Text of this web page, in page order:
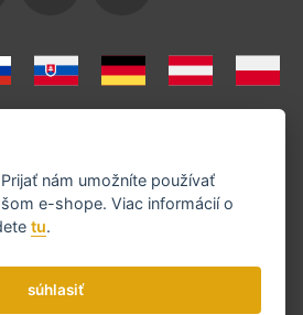
platby GoPay
Prijať nám umožníte používať
e-shope. Viac informácií o
tu.
súhlasiť